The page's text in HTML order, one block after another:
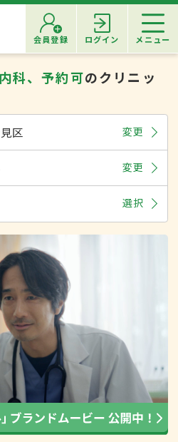
会員登録 ログイン メニュー
科、予約可のクリニッ
区 変更
変更
選択